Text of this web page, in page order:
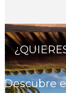
Descubre